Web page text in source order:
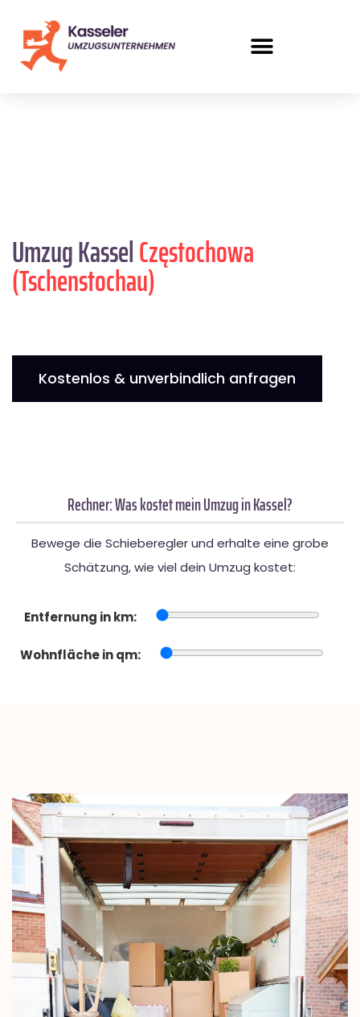
Umzug KasselCzęstochowa
(Tschenstochau)
Kostenlos & unverbindlich anfragen
Rechner: Was kostet mein Umzug in Kassel?
Bewege die Schieberegler und erhalte eine grobe
Schätzung, wie viel dein Umzug kostet:
Entfernung in km:
Wohnfläche in qm: